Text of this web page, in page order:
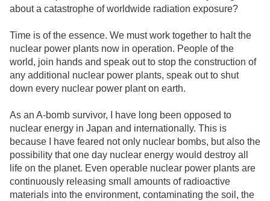
about a catastrophe of worldwide radiation exposure?
Time is of the essence. We must work together to halt the
nuclear power plants now in operation. People of the
world, join hands and speak out to stop the construction of
any additional nuclear power plants, speak out to shut
down every nuclear power plant on earth.
As an A-bomb survivor, I have long been opposed to
nuclear energy in Japan and internationally. This is
because I have feared not only nuclear bombs, but also the
possibility that one day nuclear energy would destroy all
life on the planet. Even operable nuclear power plants are
continuously releasing small amounts of radioactive
materials into the environment, contaminating the soil, the